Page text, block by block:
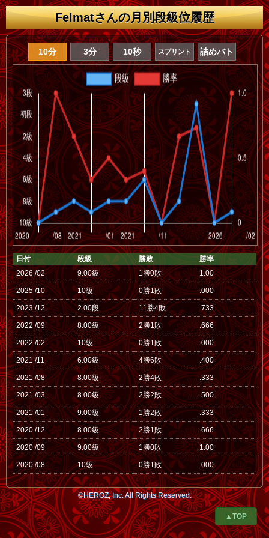
Felmatさんの月別段級位履歴
10分 3分 10秒 スプリント 詰めバト
日付 段級 勝敗
勝率
2026 /02
9.00級 1勝0敗 1.00
2025 /10 10級 0勝1敗 .000
2023 /12 2.00段 11勝4敗 .733
2022 /09 8.00級 2勝1敗 .666
2022 /02 10級 0勝1敗 .000
2021 /11 6.00級 4勝6敗 .400
2021 /08 8.00級 2勝4敗 .333
2021 /03 8.00級 2勝2敗 .500
2021 /01 9.00級 1勝2敗 .333
2020 /12 8.00級 2勝1敗 .666
2020 /09 9.00級 1勝0敗 1.00
2020 /08 10級 0勝1敗 .000
©HEROZ, Inc. All Rights Reserved.
▲TOP